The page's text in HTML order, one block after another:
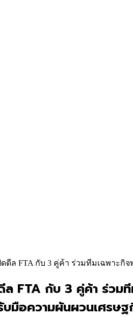
ดดีล FTA กับ 3 คู่ค้า ร่วมทีมเฉพา
FTA กับ 3 คู่ค้า ร่วม
มือความผันผวนเศรษฐ